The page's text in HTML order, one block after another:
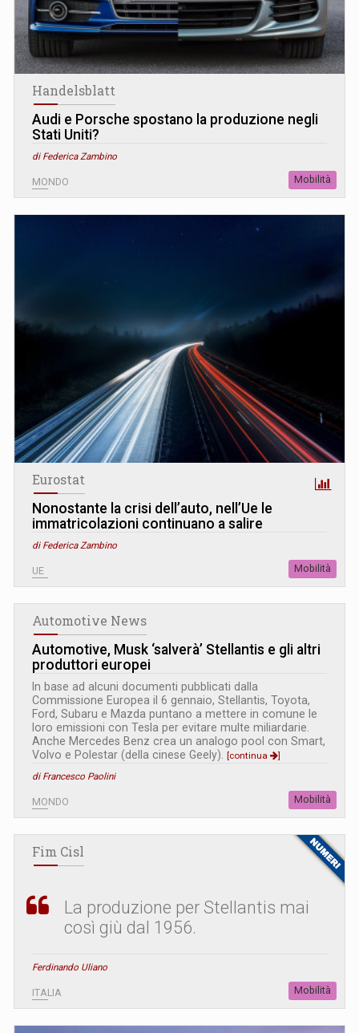
Handelsblatt
Audi e Porsche spostano la produzione negli
Stati Uniti?
di Federica Zambino
MONDO Mobilità
Eurostat
Nonostante la crisi dell’auto, nell’Ue le
immatricolazioni continuano a salire
di Federica Zambino
UE Mobilità
Automotive News
Automotive, Musk ‘salverà’ Stellantis e gli altri
produttori europei
In base ad alcuni documenti pubblicati dalla
Commissione Europea il 6 gennaio, Stellantis, Toyota,
Ford, Subaru e Mazda puntano a mettere in comune le
loro emissioni con Tesla per evitare multe miliardarie.
Anche Mercedes Benz crea un analogo pool con Smart,
Volvo e Polestar (della cinese Geely). [continua
]
di Francesco Paolini
MONDO Mobilità
Fim Cisl
La produzione per Stellantis mai
così giù dal 1956.
Ferdinando Uliano
ITALIA Mobilità